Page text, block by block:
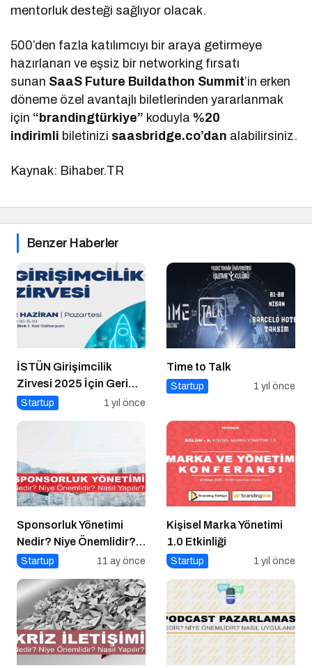
mentorluk desteği sağlıyor olacak.
500’den fazla katılımcıyı bir araya getirmeye
hazırlanan ve eşsiz bir networking fırsatı
sunan SaaS Future Buildathon Summit’in erken
döneme özel avantajlı biletlerinden yararlanmak
için “brandingtürkiye” koduyla %20
indirimli biletinizi saasbridge.co’dan alabilirsiniz.
Kaynak: Bihaber.TR
Benzer Haberler
İSTÜN Girişimcilik
Zirvesi 2025 İçin Geri
Sayım
Startup 1 yıl önce
Time to Talk
Startup 1 yıl önce
Sponsorluk Yönetimi
Nedir? Niye Önemlidir?
Nasıl Yapılır?
Startup 11 ay önce
Kişisel Marka Yönetimi
1.0 Etkinliği
Startup 1 yıl önce